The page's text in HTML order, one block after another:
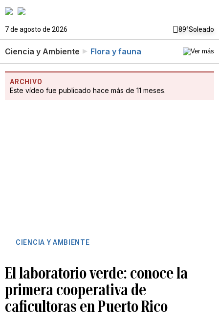
7 de agosto de 2026 89°Soleado
Ciencia y Ambiente Flora y fauna
ARCHIVO
Este vídeo fue publicado hace más de 11 meses.
CIENCIA Y AMBIENTE
El laboratorio verde: conoce la
primera cooperativa de
caficultoras en Puerto Rico